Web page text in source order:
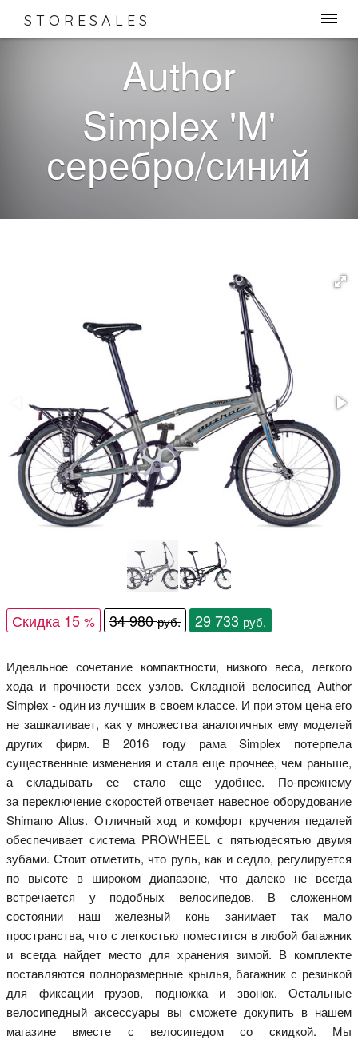
STORESALES
Author
Simplex 'M'
серебро/синий
Скидка 15 % 34 980руб. 29 733 руб.
Идеальное сочетание компактности, низкого веса, легкого
хода и прочности всех узлов. Складной велосипед Author
Simplex - один из лучших в своем классе. И при этом цена его
не зашкаливает, как у множества аналогичных ему моделей
других фирм. В 2016 году рама Simplex потерпела
существенные изменения и стала еще прочнее, чем раньше,
а складывать ее стало еще удобнее. По-прежнему
за переключение скоростей отвечает навесное оборудование
Shimano Altus. Отличный ход и комфорт кручения педалей
обеспечивает система PROWHEEL с пятьюдесятью двумя
зубами. Стоит отметить, что руль, как и седло, регулируется
по высоте в широком диапазоне, что далеко не всегда
встречается у подобных велосипедов. В сложенном
состоянии наш железный конь занимает так мало
пространства, что с легкостью поместится в любой багажник
и всегда найдет место для хранения зимой. В комплекте
поставляются полноразмерные крылья, багажник с резинкой
для фиксации грузов, подножка и звонок. Остальные
велосипедный аксессуары вы сможете докупить в нашем
магазине вместе с велосипедом со скидкой. Мы